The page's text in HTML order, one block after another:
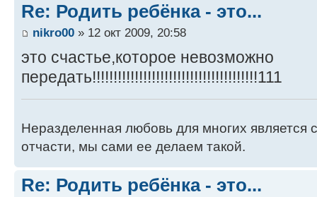
Re: Родить ребёнка - это...
nikro00 » 12 окт 2009, 20:58
это счастье,которое невозможно
передать!!!!!!!!!!!!!!!!!!!!!!!!!!!!!!!!!!!!!!!111
Неразделенная любовь для многих является
отчасти, мы сами ее делаем такой.
Re: Родить ребёнка - это...